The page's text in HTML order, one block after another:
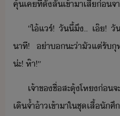
คุ้เค​ที่​ัลั่​เข้าา​เสี่​
“​ไ้​แร์​!​ ​ัี้​ึ​..​ ​เ๊​!​
าที​!​ ​่า​​ะ​่า​ั​แต่​รั​ุ
่ะ​!​ ห​๊า​!​”
เจ้าข​ชื่​สะุ้โห​่​
เิ​จ้ำ​้า​เข้าา​ใ​ชุ​เสื้​ัศึ